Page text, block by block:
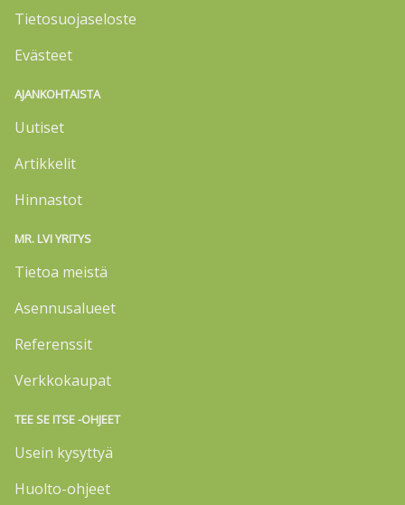
Tietosuojaseloste
Evästeet
AJANKOHTAISTA
Uutiset
Artikkelit
Hinnastot
MR. LVI YRITYS
Tietoa meistä
Asennusalueet
Referenssit
Verkkokaupat
TEE SE ITSE -OHJEET
Usein kysyttyä
Huolto-ohjeet